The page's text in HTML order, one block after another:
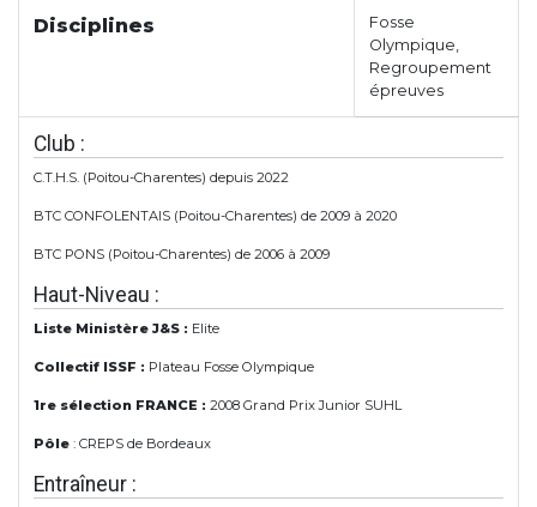
Disciplines
Fosse
Olympique,
Regroupement
épreuves
Club :
C.T.H.S. (Poitou-Charentes) depuis 2022
BTC CONFOLENTAIS (Poitou-Charentes) de 2009 à 2020
BTC PONS (Poitou-Charentes) de 2006 à 2009
Haut-Niveau :
Liste Ministère J&S : Elite
Collectif ISSF : Plateau Fosse Olympique
1re sélection FRANCE : 2008 Grand Prix Junior SUHL
Pôle : CREPS de Bordeaux
Entraîneur :